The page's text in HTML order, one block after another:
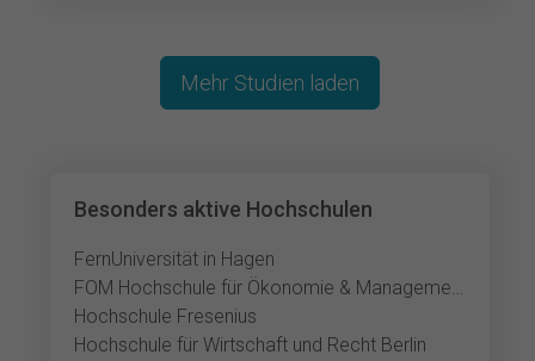
Besonders aktive Hochschulen
FernUniversität in Hagen
FOM Hochschule für Ökonomie & Management
Hochschule Fresenius
Hochschule für Wirtschaft und Recht Berlin
Mehr Studien laden